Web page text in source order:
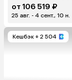
от 106 519 ₽
25 авг. - 4 сент., 10 н.
Кешбэк + 2 504